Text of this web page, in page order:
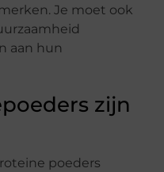
Je moet ook
aan hun
zijn
poeders